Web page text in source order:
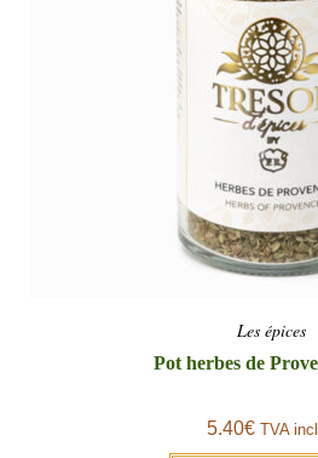
Les épices
Pot herbes de
5.40€ TVA